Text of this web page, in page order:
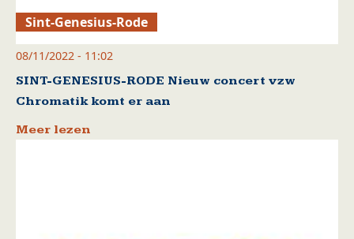
Sint-Genesius-Rode
08/11/2022 - 11:02
SINT-GENESIUS-RODE Nieuw concert vzw
Chromatik komt er aan
Meer lezen